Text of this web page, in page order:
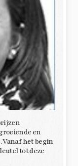
en
Vanaf het begin
tot deze